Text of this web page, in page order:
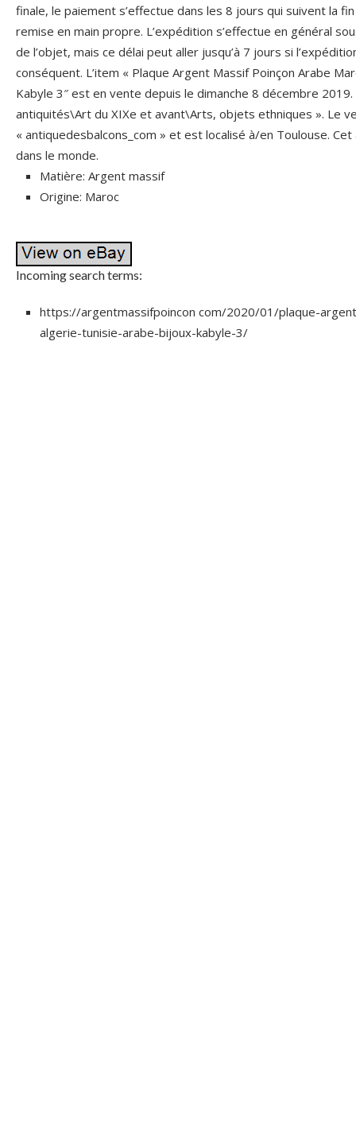
finale, le paiement s’effectue dans les 8 jours qui suivent la
remise en main propre. L’expédition s’effectue en général
de l’objet, mais ce délai peut aller jusqu’à 7 jours si
conséquent. L’item « Plaque Argent Massif Poinçon Arabe
Kabyle 3″ est en vente depuis le dimanche 8 décembre
antiquités\Art du XIXe et avant\Arts, objets ethniques ». Le
« antiquedesbalcons_com » et est localisé à/en Toulouse.
dans le monde.
Matière: Argent massif
Origine: Maroc
Incoming search terms:
https://argentmassifpoincon com/2020/01/plaque-
algerie-tunisie-arabe-bijoux-kabyle-3/